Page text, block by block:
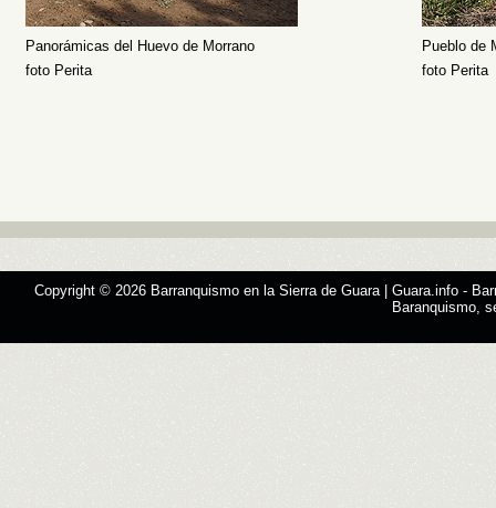
Panorámicas del Huevo de Morrano
Pueblo de
foto Perita
foto Perita
Copyright © 2026 Barranquismo en la Sierra de Guara | Guara.info -
Baranquismo,